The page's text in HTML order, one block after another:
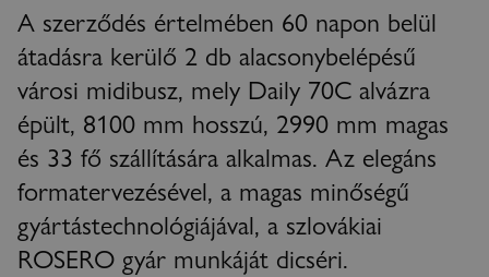
A szerződés értelmében 60 napon belül
átadásra kerülő 2 db alacsonybelépésű
városi midibusz, mely Daily 70C alvázra
épült, 8100 mm hosszú, 2990 mm magas
és 33 fő szállítására alkalmas. Az elegáns
formatervezésével, a magas minőségű
gyártástechnológiájával, a szlovákiai
ROSERO gyár munkáját dicséri.